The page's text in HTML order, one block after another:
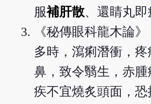
服補肝散、還睛丸即
《秘傳眼科龍木論
多時，瀉痢潛衝，
鼻，致令翳生，赤
疾不宜燒炙頭面，恐